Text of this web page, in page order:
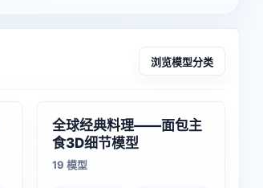
浏览模型分类
全球经典料理——面包主
食3D细节模型
19 模型